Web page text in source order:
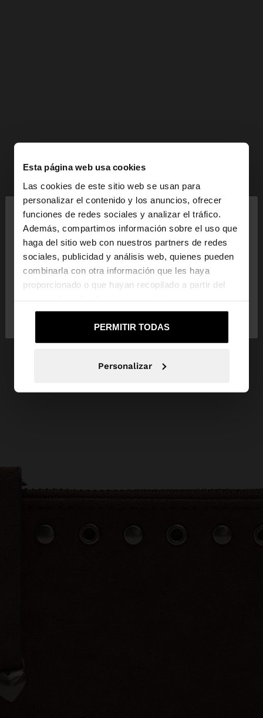
Esta página web usa cookies
Las cookies de este sitio web se usan para
personalizar el contenido y los anuncios, ofrecer
funciones de redes sociales y analizar el tráfico.
Además, compartimos información sobre el uso que
haga del sitio web con nuestros partners de redes
sociales, publicidad y análisis web, quienes pueden
combinarla con otra información que les haya
proporcionado o que hayan recopilado a partir del
PERMITIR TODAS
Personalizar
hola
Estás accediendo a la web de España. ¿Quieres ir a
la web de United States?